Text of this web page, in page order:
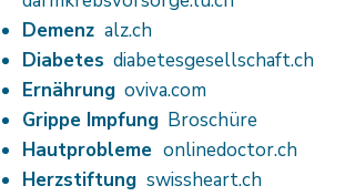
Demenz alz.ch
Diabetes diabetesgesellschaft.ch
Ernährung oviva.com
Grippe Impfung Broschüre
Hautprobleme onlinedoctor.ch
Herzstiftung swissheart.ch